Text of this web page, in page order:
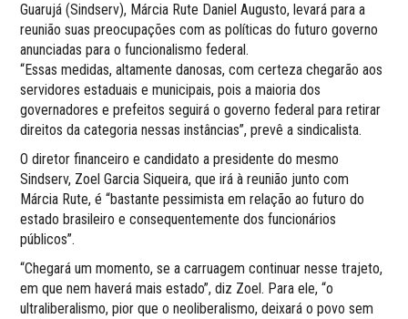
Guarujá (Sindserv), Márcia Rute Daniel Augusto, levará para a
reunião suas preocupações com as políticas do futuro governo
anunciadas para o funcionalismo federal.
“Essas medidas, altamente danosas, com certeza chegarão aos
servidores estaduais e municipais, pois a maioria dos
governadores e prefeitos seguirá o governo federal para retirar
direitos da categoria nessas instâncias”, prevê a sindicalista.
O diretor financeiro e candidato a presidente do mesmo
Sindserv, Zoel Garcia Siqueira, que irá à reunião junto com
Márcia Rute, é “bastante pessimista em relação ao futuro do
estado brasileiro e consequentemente dos funcionários
públicos”.
“Chegará um momento, se a carruagem continuar nesse trajeto,
em que nem haverá mais estado”, diz Zoel. Para ele, “o
ultraliberalismo, pior que o neoliberalismo, deixará o povo sem